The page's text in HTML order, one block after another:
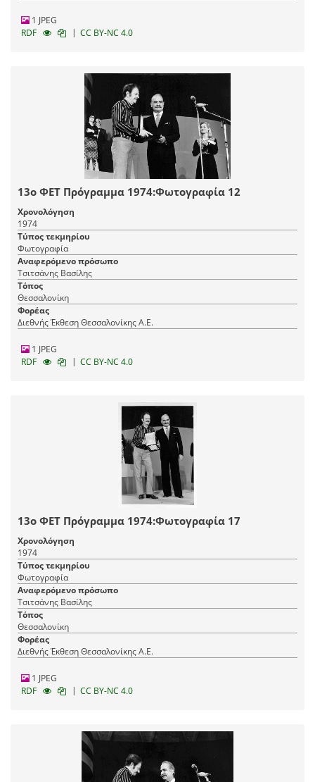
1 JPEG
RDF
| CC BY-NC 4.0
13ο ΦΕΤ Πρόγραμμα 1974:Φωτογραφία 12
Χρονολόγηση
1974
Τύπος τεκμηρίου
Φωτογραφία
Αναφερόμενο πρόσωπο
Τσιτσάνης Βασίλης
Τόπος
Θεσσαλονίκη
Φορέας
Διεθνής Έκθεση Θεσσαλονίκης Α.Ε.
1 JPEG
RDF
| CC BY-NC 4.0
13ο ΦΕΤ Πρόγραμμα 1974:Φωτογραφία 17
Χρονολόγηση
1974
Τύπος τεκμηρίου
Φωτογραφία
Αναφερόμενο πρόσωπο
Τσιτσάνης Βασίλης
Τόπος
Θεσσαλονίκη
Φορέας
Διεθνής Έκθεση Θεσσαλονίκης Α.Ε.
1 JPEG
RDF
| CC BY-NC 4.0